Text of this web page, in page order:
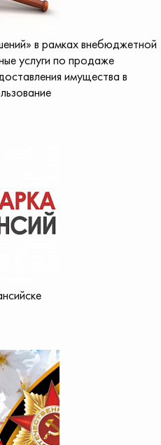
в рамках внебюджетной
услуги по продаже
имущества в